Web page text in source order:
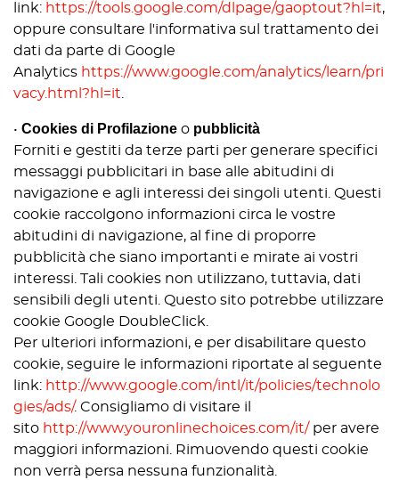
link: https://tools.google.com/dlpage/gaoptout?hl=it,
oppure consultare l'informativa sul trattamento dei
dati da parte di Google
Analytics https://www.google.com/analytics/learn/pri
vacy.html?hl=it.
• Cookies di Profilazione o pubblicità
Forniti e gestiti da terze parti per generare specifici
messaggi pubblicitari in base alle abitudini di
navigazione e agli interessi dei singoli utenti. Questi
cookie raccolgono informazioni circa le vostre
abitudini di navigazione, al fine di proporre
pubblicità che siano importanti e mirate ai vostri
interessi. Tali cookies non utilizzano, tuttavia, dati
sensibili degli utenti. Questo sito potrebbe utilizzare
cookie Google DoubleClick.
Per ulteriori informazioni, e per disabilitare questo
cookie, seguire le informazioni riportate al seguente
link: http://www.google.com/intl/it/policies/technolo
gies/ads/. Consigliamo di visitare il
sito http://www.youronlinechoices.com/it/ per avere
maggiori informazioni. Rimuovendo questi cookie
non verrà persa nessuna funzionalità.